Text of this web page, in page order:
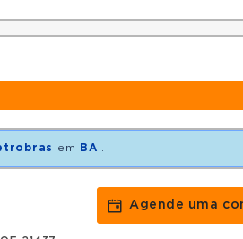
em BA
Agende uma